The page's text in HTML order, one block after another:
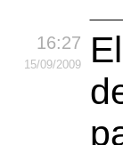
16:27
15/09/2009